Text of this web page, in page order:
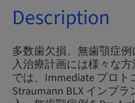
Description
多数歯欠損、無歯顎症
入治療計画には様々な
では、Immediate プロト
Straumann BLX インプ